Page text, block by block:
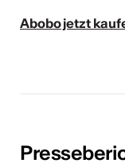
Abobo jetzt